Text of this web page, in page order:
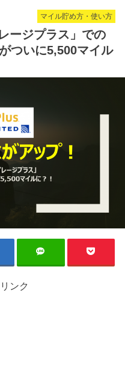
マイル貯め方・使い方
ージプラス」での
ついに5,500マイル
ンク